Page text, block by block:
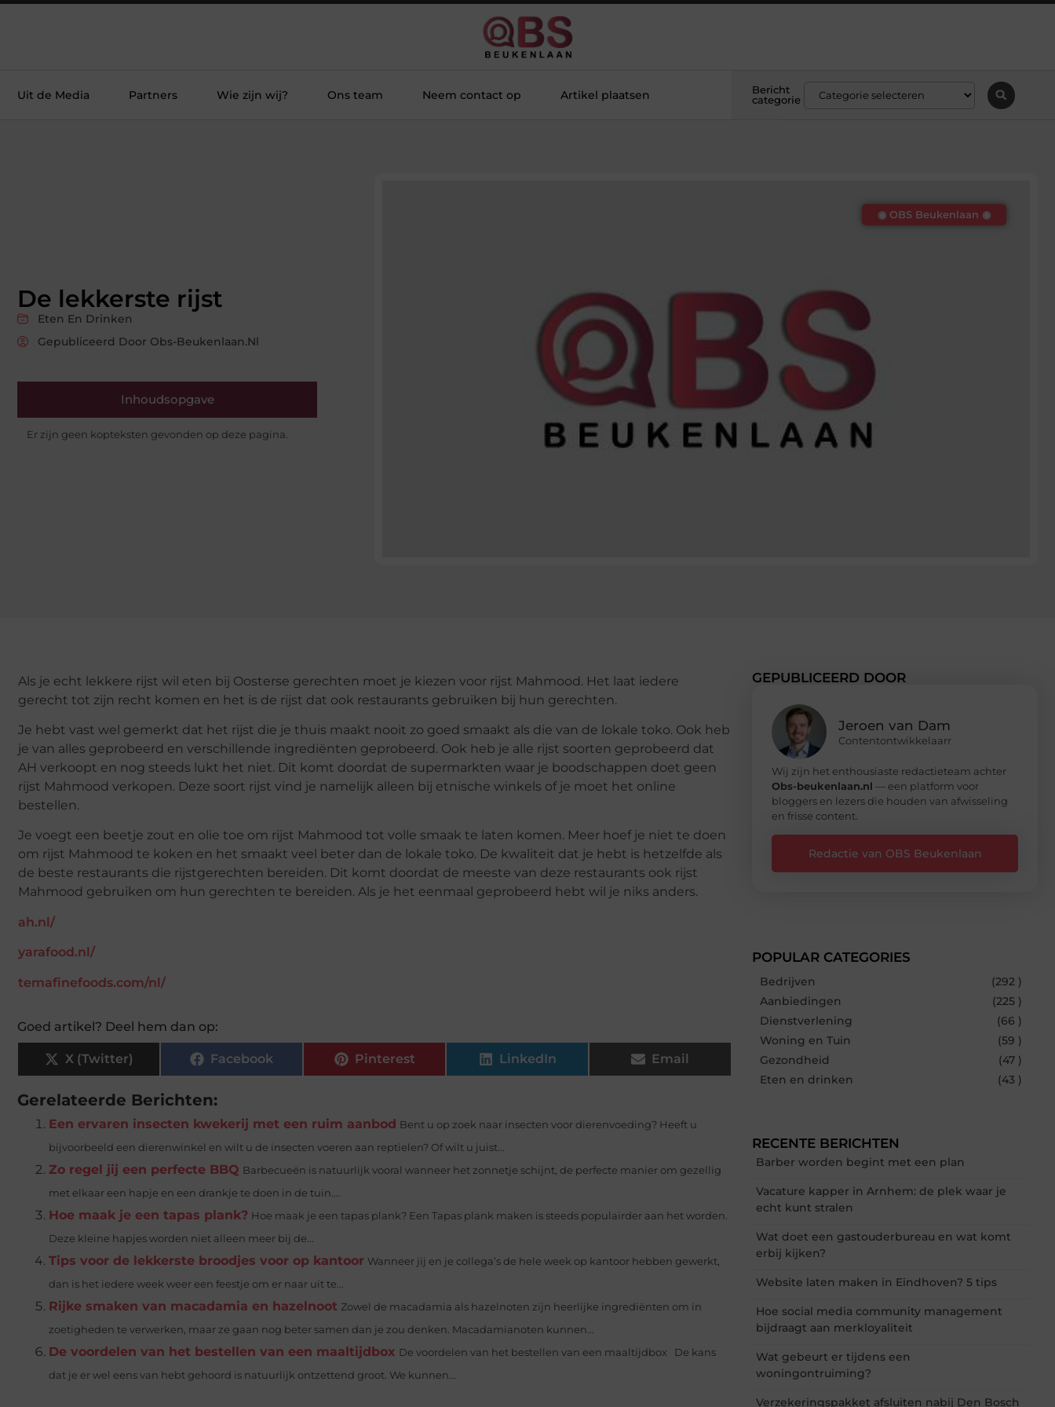
Uit de Media Partners Wie zijn wij? Ons team Neem contact op Artikel plaatsen
Bericht
categorie
De lekkerste rijst
Eten En Drinken
Gepubliceerd Door Obs-Beukenlaan.nl
Inhoudsopgave
Er zijn geen kopteksten gevonden op deze pagina.
◉ OBS Beukenlaan ◉
Als je echt lekkere rijst wil eten bij Oosterse gerechten moet je kiezen voor rijst Mahmood. Het laat iedere
gerecht tot zijn recht komen en het is de rijst dat ook restaurants gebruiken bij hun gerechten.
Je hebt vast wel gemerkt dat het rijst die je thuis maakt nooit zo goed smaakt als die van de lokale toko. Ook heb
je van alles geprobeerd en verschillende ingrediënten geprobeerd. Ook heb je alle rijst soorten geprobeerd dat
AH verkoopt en nog steeds lukt het niet. Dit komt doordat de supermarkten waar je boodschappen doet geen
rijst Mahmood verkopen. Deze soort rijst vind je namelijk alleen bij etnische winkels of je moet het online
bestellen.
Je voegt een beetje zout en olie toe om rijst Mahmood tot volle smaak te laten komen. Meer hoef je niet te doen
om rijst Mahmood te koken en het smaakt veel beter dan de lokale toko. De kwaliteit dat je hebt is hetzelfde als
de beste restaurants die rijstgerechten bereiden. Dit komt doordat de meeste van deze restaurants ook rijst
Mahmood gebruiken om hun gerechten te bereiden. Als je het eenmaal geprobeerd hebt wil je niks anders.
ah.nl/
yarafood.nl/
temafinefoods.com/nl/
Goed artikel? Deel hem dan op:
X (Twitter) Facebook Pinterest LinkedIn Email
Gerelateerde Berichten:
Een ervaren insecten kwekerij met een ruim aanbod Bent u op zoek naar insecten voor dierenvoeding? Heeft u
bijvoorbeeld een dierenwinkel en wilt u de insecten voeren aan reptielen? Of wilt u juist...
Zo regel jij een perfecte BBQ Barbecueën is natuurlijk vooral wanneer het zonnetje schijnt, de perfecte manier om gezellig
met elkaar een hapje en een drankje te doen in de tuin....
Hoe maak je een tapas plank? Hoe maak je een tapas plank? Een Tapas plank maken is steeds populairder aan het worden.
Deze kleine hapjes worden niet alleen meer bij de...
Tips voor de lekkerste broodjes voor op kantoor Wanneer jij en je collega’s de hele week op kantoor hebben gewerkt,
dan is het iedere week weer een feestje om er naar uit te...
Rijke smaken van macadamia en hazelnoot Zowel de macadamia als hazelnoten zijn heerlijke ingrediënten om in
zoetigheden te verwerken, maar ze gaan nog beter samen dan je zou denken. Macadamianoten kunnen...
De voordelen van het bestellen van een maaltijdbox De voordelen van het bestellen van een maaltijdbox De kans
dat je er wel eens van hebt gehoord is natuurlijk ontzettend groot. We kunnen...
GEPUBLICEERD DOOR
Jeroen van Dam
Contentontwikkelaarr
Wij zijn het enthousiaste redactieteam achter
Obs-beukenlaan.nl — een platform voor
bloggers en lezers die houden van afwisseling
en frisse content.
Redactie van OBS Beukenlaan
POPULAR CATEGORIES
Bedrijven
(292 )
Aanbiedingen
(225 )
Dienstverlening
(66 )
Woning en Tuin
(59 )
Gezondheid
(47 )
Eten en drinken
(43 )
RECENTE BERICHTEN
Barber worden begint met een plan
Vacature kapper in Arnhem: de plek waar je
echt kunt stralen
Wat doet een gastouderbureau en wat komt
erbij kijken?
Website laten maken in Eindhoven? 5 tips
Hoe social media community management
bijdraagt aan merkloyaliteit
Wat gebeurt er tijdens een
woningontruiming?
Verzekeringspakket afsluiten nabij Den Bosch